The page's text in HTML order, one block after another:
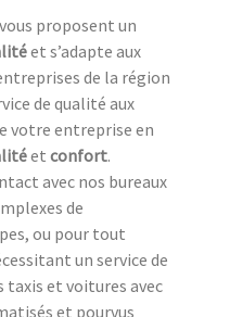
proposent un
et s’adapte aux
de la région
de qualité aux
votre entreprise en
et confort.
avec nos bureaux
de
ou pour tout
un service de
taxis et voitures avec
et pourvus